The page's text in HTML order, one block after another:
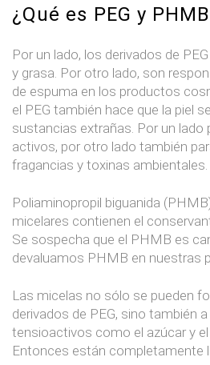
¿Qué es PEG y
Por un lado, los derivados de
y grasa. Por otro lado, son
de espuma en los productos
el PEG también hace que la piel
sustancias extrañas. Por un lado
activos, por otro lado también
fragancias y toxinas ambientales.
Poliaminopropil biguanida
micelares contienen el
Se sospecha que el PHMB es
devaluamos PHMB en nuestras
Las micelas no sólo se pueden
derivados de PEG, sino también
tensioactivos como el azúcar y
Entonces están completamente